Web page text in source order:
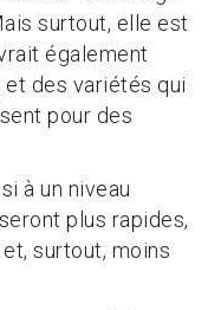
surtout, elle est
également
des variétés qui
pour des
à un niveau
plus rapides,
surtout, moins